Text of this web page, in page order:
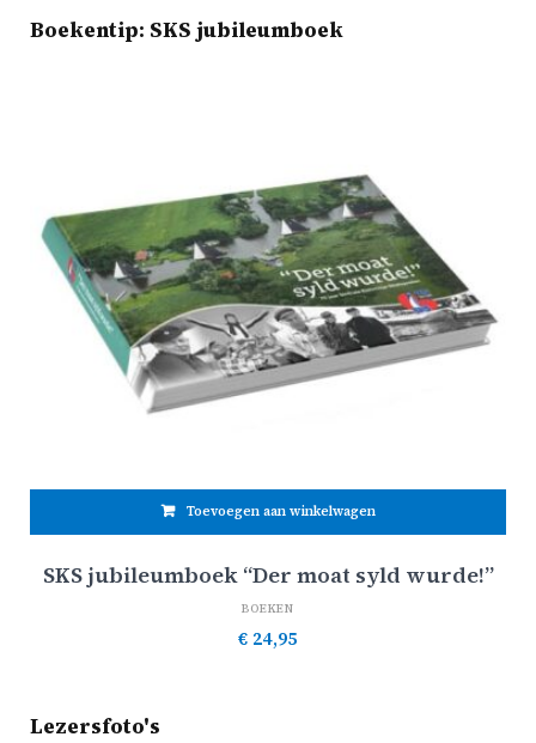
Boekentip: SKS jubileumboek
Toevoegen aan winkelwagen
SKS jubileumboek “Der moat syld wurde!”
BOEKEN
€ 24,95
Lezersfoto's